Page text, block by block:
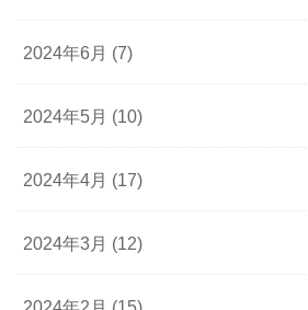
2024年6月 (7)
2024年5月 (10)
2024年4月 (17)
2024年3月 (12)